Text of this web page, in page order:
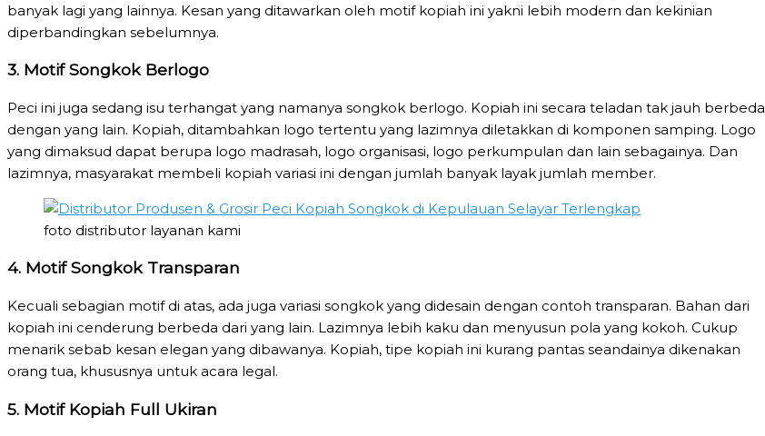
banyak lagi yang lainnya. Kesan yang ditawarkan oleh motif kopiah ini yakni lebih modern dan kekinian
diperbandingkan sebelumnya.
3. Motif Songkok Berlogo
Peci ini juga sedang isu terhangat yang namanya songkok berlogo. Kopiah ini secara teladan tak jauh berbeda
dengan yang lain. Kopiah, ditambahkan logo tertentu yang lazimnya diletakkan di komponen samping. Logo
yang dimaksud dapat berupa logo madrasah, logo organisasi, logo perkumpulan dan lain sebagainya. Dan
lazimnya, masyarakat membeli kopiah variasi ini dengan jumlah banyak layak jumlah member.
foto distributor layanan kami
4. Motif Songkok Transparan
Kecuali sebagian motif di atas, ada juga variasi songkok yang didesain dengan contoh transparan. Bahan dari
kopiah ini cenderung berbeda dari yang lain. Lazimnya lebih kaku dan menyusun pola yang kokoh. Cukup
menarik sebab kesan elegan yang dibawanya. Kopiah, tipe kopiah ini kurang pantas seandainya dikenakan
orang tua, khususnya untuk acara legal.
5. Motif Kopiah Full Ukiran